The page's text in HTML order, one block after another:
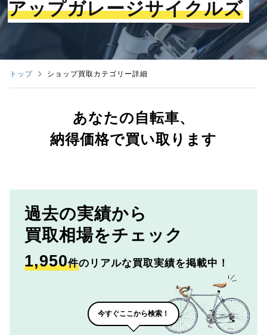
アップガレージサイクルズ
トップ ショップ買取カテゴリー詳細
あなたの自転車、
納得価格で買い取ります
過去の実績から
買取相場をチェック
1,950件のリアルな買取実績を掲載中！
今すぐここから検索！